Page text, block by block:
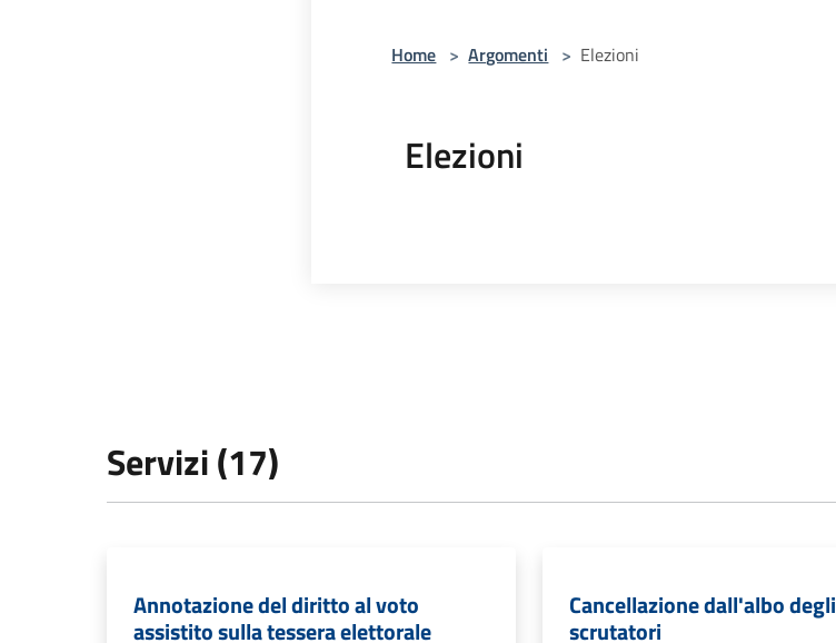
Home > Argomenti > Elezioni
Elezioni
Servizi (17)
Annotazione del diritto al voto
assistito sulla tessera elettorale
Cancellazione dall'albo degli
scrutatori